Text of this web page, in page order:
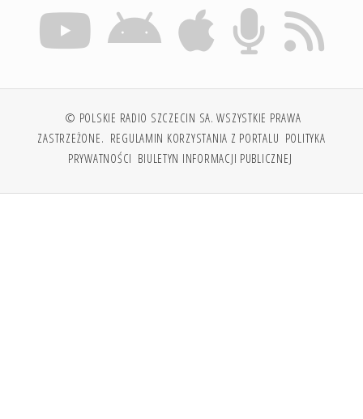
© POLSKIE RADIO SZCZECIN SA. WSZYSTKIE PRAWA
ZASTRZEŻONE. REGULAMIN KORZYSTANIA Z PORTALU POLITYKA
PRYWATNOŚCI BIULETYN INFORMACJI PUBLICZNEJ